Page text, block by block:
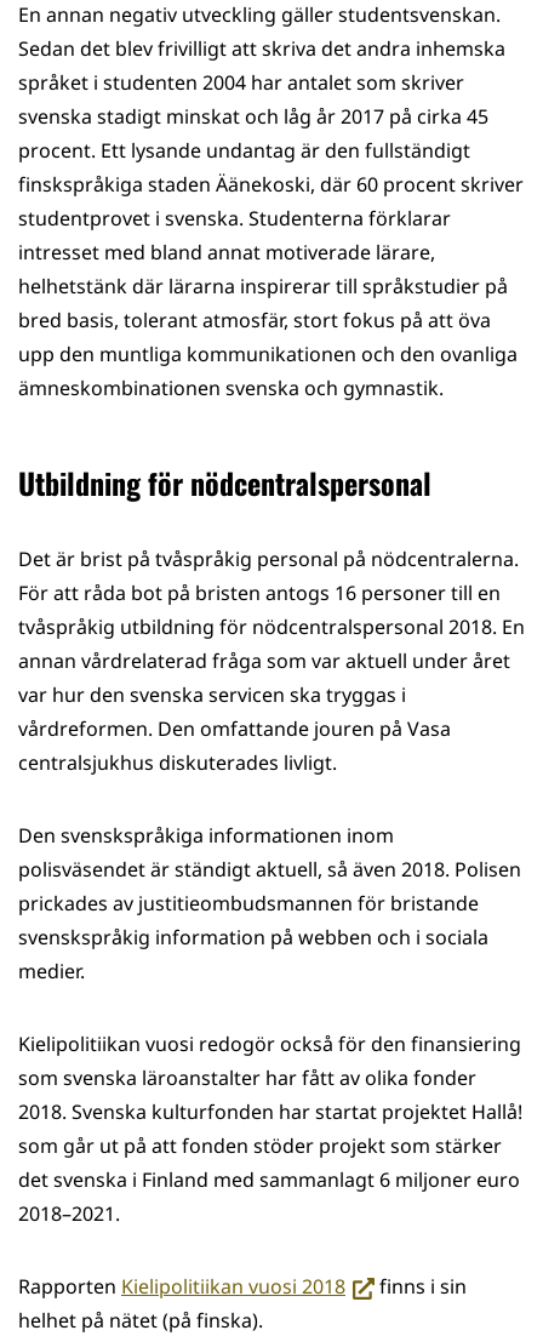
En annan negativ utveckling gäller studentsvenskan.
Sedan det blev frivilligt att skriva det andra inhemska
språket i studenten 2004 har antalet som skriver
svenska stadigt minskat och låg år 2017 på cirka 45
procent. Ett lysande undantag är den fullständigt
finskspråkiga staden Äänekoski, där 60 procent skriver
studentprovet i svenska. Studenterna förklarar
intresset med bland annat motiverade lärare,
helhetstänk där lärarna inspirerar till språkstudier på
bred basis, tolerant atmosfär, stort fokus på att öva
upp den muntliga kommunikationen och den ovanliga
ämneskombinationen svenska och gymnastik.
Utbildning för nödcentralspersonal
Det är brist på tvåspråkig personal på nödcentralerna.
För att råda bot på bristen antogs 16 personer till en
tvåspråkig utbildning för nödcentralspersonal 2018. En
annan vårdrelaterad fråga som var aktuell under året
var hur den svenska servicen ska tryggas i
vårdreformen. Den omfattande jouren på Vasa
centralsjukhus diskuterades livligt.
Den svenskspråkiga informationen inom
polisväsendet är ständigt aktuell, så även 2018. Polisen
prickades av justitieombudsmannen för bristande
svenskspråkig information på webben och i sociala
medier.
Kielipolitiikan vuosi redogör också för den finansiering
som svenska läroanstalter har fått av olika fonder
2018. Svenska kulturfonden har startat projektet Hallå!
som går ut på att fonden stöder projekt som stärker
det svenska i Finland med sammanlagt 6 miljoner euro
2018–2021.
Rapporten Kielipolitiikan vuosi 2018(siirrytfinns i sin
helhet på nätet (på finska).